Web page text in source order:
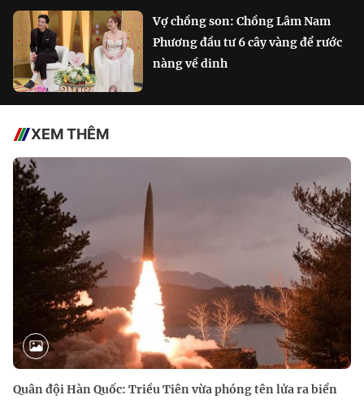
Vợ chồng son: Chồng Lâm Nam
Phương đầu tư 6 cây vàng để rước
nàng về dinh
XEM THÊM
Quân đội Hàn Quốc: Triều Tiên vừa phóng tên lửa ra biển